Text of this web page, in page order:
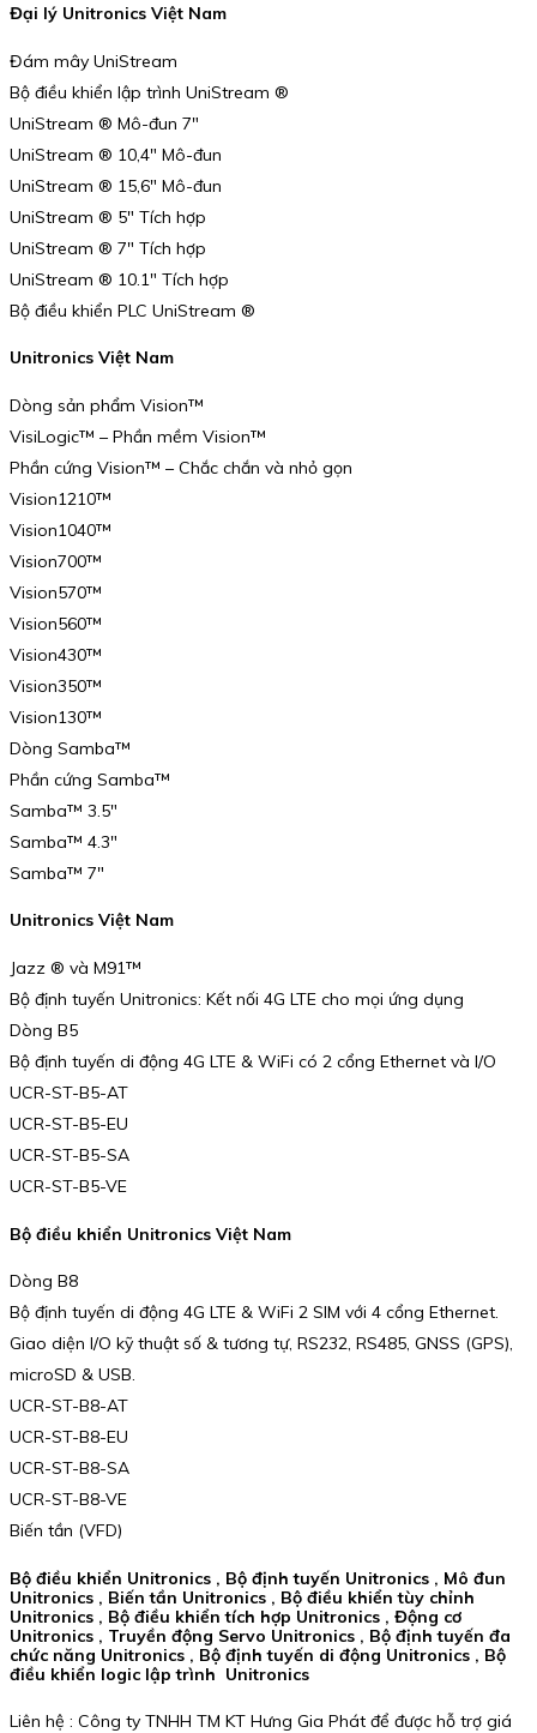
Đại lý Unitronics Việt Nam
Đám mây UniStream
Bộ điều khiển lập trình UniStream ®
UniStream ® Mô-đun 7″
UniStream ® 10,4″ Mô-đun
UniStream ® 15,6″ Mô-đun
UniStream ® 5″ Tích hợp
UniStream ® 7″ Tích hợp
UniStream ® 10.1″ Tích hợp
Bộ điều khiển PLC UniStream ®
Unitronics Việt Nam
Dòng sản phẩm Vision™
VisiLogic™ – Phần mềm Vision™
Phần cứng Vision™ – Chắc chắn và nhỏ gọn
Vision1210™
Vision1040™
Vision700™
Vision570™
Vision560™
Vision430™
Vision350™
Vision130™
Dòng Samba™
Phần cứng Samba™
Samba™ 3.5″
Samba™ 4.3″
Samba™ 7″
Unitronics Việt Nam
Jazz ® và M91™
Bộ định tuyến Unitronics: Kết nối 4G LTE cho mọi ứng dụng
Dòng B5
Bộ định tuyến di động 4G LTE & WiFi có 2 cổng Ethernet và I/O
UCR-ST-B5-AT
UCR-ST-B5-EU
UCR-ST-B5-SA
UCR-ST-B5-VE
Bộ điều khiển Unitronics Việt Nam
Dòng B8
Bộ định tuyến di động 4G LTE & WiFi 2 SIM với 4 cổng Ethernet.
Giao diện I/O kỹ thuật số & tương tự, RS232, RS485, GNSS (GPS),
microSD & USB.
UCR-ST-B8-AT
UCR-ST-B8-EU
UCR-ST-B8-SA
UCR-ST-B8-VE
Biến tần (VFD)
Bộ điều khiển Unitronics , Bộ định tuyến Unitronics , Mô đun
Unitronics , Biến tần Unitronics , Bộ điều khiển tùy chỉnh
Unitronics , Bộ điều khiển tích hợp Unitronics , Động cơ
Unitronics , Truyền động Servo Unitronics , Bộ định tuyến đa
chức năng Unitronics , Bộ định tuyến di động Unitronics , Bộ
điều khiển logic lập trình Unitronics
Liên hệ : Công ty TNHH TM KT Hưng Gia Phát để được hỗ trợ giá